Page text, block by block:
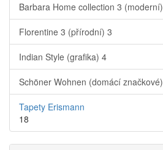
Barbara Home collection 3 (moderní)
Florentine 3 (přírodní) 3
Indian Style (grafika) 4
Schöner Wohnen (domácí značkové)
Tapety Erismann
18